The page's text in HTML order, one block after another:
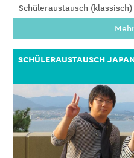
Schüleraustausch (klassisch)
SCHÜLERAUSTAUSCH